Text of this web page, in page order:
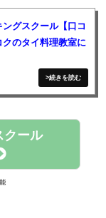
グスクール【口コ
クのタイ料理教室に
クール